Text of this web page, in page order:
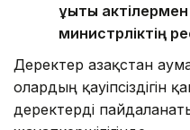
құқықтық
министрліктің
Деректер Қазақстан
олардың қауіпсіздігін
деректерді